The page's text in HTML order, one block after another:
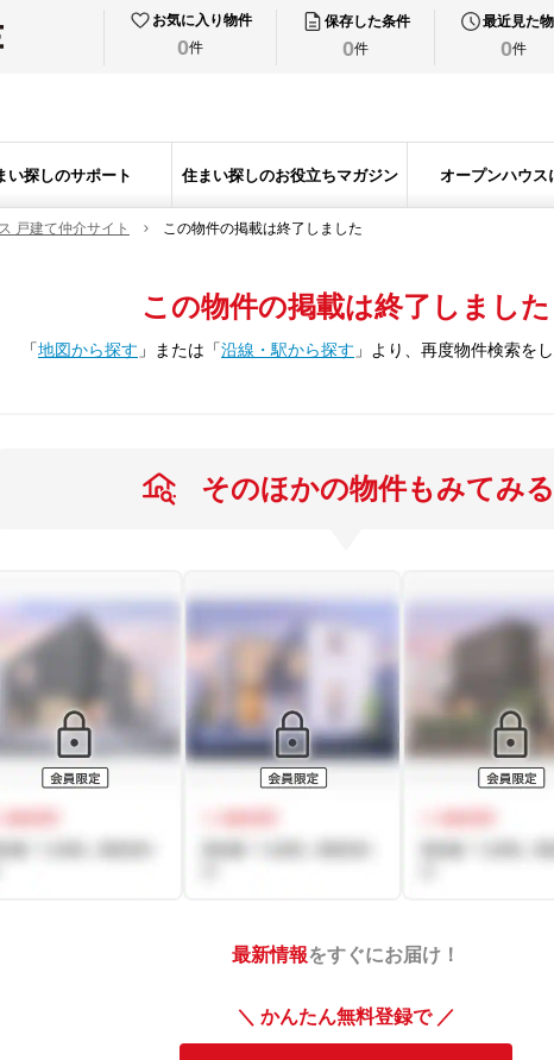
お気に入り物件
0件
保存した条件
0件
最近見た
0件
い探しのサポート 住まい探しのお役立ちマガジン オープンハウス
戸建て仲介サイト この物件の掲載は終了しました
この物件の掲載は終了しました
「地図から探す 」 または 「沿線・駅から探す 」 より、再度物件検索を
そのほかの物件もみてみる
最新情報をすぐにお届け！
＼ かんたん無料登録で ／